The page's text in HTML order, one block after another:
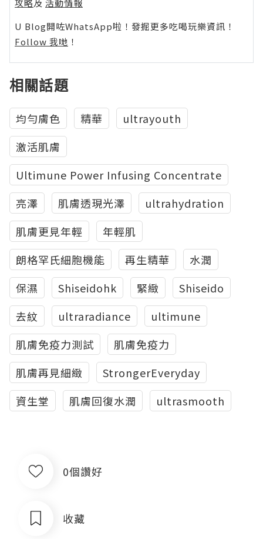
攻略及 活動情報
U Blog開咗WhatsApp啦！發掘更多吃喝玩樂資訊！
Follow 我哋 ！
相關話題
均勻膚色 精華
ultrayouth
激活肌膚
Ultimune Power Infusing Concentrate
亮澤
肌膚透現光澤
ultrahydration
肌膚更見年輕
年輕肌
朗格罕氏細胞機能
再生精華
水潤
保濕
Shiseidohk 緊緻
Shiseido
去紋
ultraradiance
ultimune
肌膚免疫力測試
肌膚免疫力
肌膚再見細緻
StrongerEveryday
資生堂
肌膚回復水潤 ultrasmooth
0個讚好
收藏